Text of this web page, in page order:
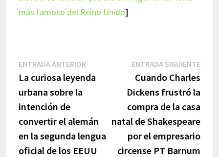
más famoso del Reino Unido]
Navegación
de
entradas
ENTRADA ANTERIOREntrada
anterior:
La curiosa leyenda
urbana sobre la
intención de
convertir el alemán
en la segunda lengua
oficial de los EEUU
ENTRADA SIGUIENTE
Cuando Charles
Dickens frustró la
compra de la casa
natal de Shakespeare
por el empresario
circense PT Barnum